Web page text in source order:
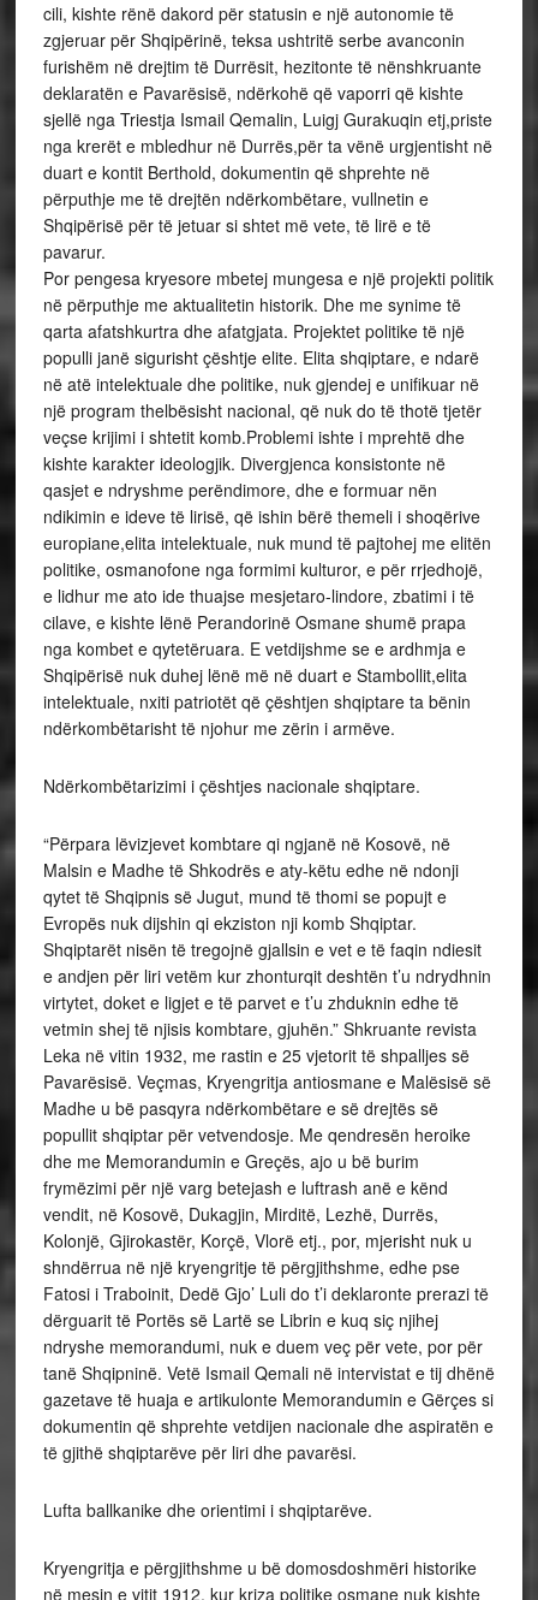
cili, kishte rënë dakord për statusin e një autonomie të
zgjeruar për Shqipërinë, teksa ushtritë serbe avanconin
furishëm në drejtim të Durrësit, hezitonte të nënshkruante
deklaratën e Pavarësisë, ndërkohë që vaporri që kishte
sjellë nga Triestja Ismail Qemalin, Luigj Gurakuqin etj,priste
nga krerët e mbledhur në Durrës,për ta vënë urgjentisht në
duart e kontit Berthold, dokumentin që shprehte në
përputhje me të drejtën ndërkombëtare, vullnetin e
Shqipërisë për të jetuar si shtet më vete, të lirë e të
pavarur.
Por pengesa kryesore mbetej mungesa e një projekti politik
në përputhje me aktualitetin historik. Dhe me synime të
qarta afatshkurtra dhe afatgjata. Projektet politike të një
populli janë sigurisht çështje elite. Elita shqiptare, e ndarë
në atë intelektuale dhe politike, nuk gjendej e unifikuar në
një program thelbësisht nacional, që nuk do të thotë tjetër
veçse krijimi i shtetit komb.Problemi ishte i mprehtë dhe
kishte karakter ideologjik. Divergjenca konsistonte në
qasjet e ndryshme perëndimore, dhe e formuar nën
ndikimin e ideve të lirisë, që ishin bërë themeli i shoqërive
europiane,elita intelektuale, nuk mund të pajtohej me elitën
politike, osmanofone nga formimi kulturor, e për rrjedhojë,
e lidhur me ato ide thuajse mesjetaro-lindore, zbatimi i të
cilave, e kishte lënë Perandorinë Osmane shumë prapa
nga kombet e qytetëruara. E vetdijshme se e ardhmja e
Shqipërisë nuk duhej lënë më në duart e Stambollit,elita
intelektuale, nxiti patriotët që çështjen shqiptare ta bënin
ndërkombëtarisht të njohur me zërin i armëve.
Ndërkombëtarizimi i çështjes nacionale shqiptare.
“Përpara lëvizjevet kombtare qi ngjanë në Kosovë, në
Malsin e Madhe të Shkodrës e aty-këtu edhe në ndonji
qytet të Shqipnis së Jugut, mund të thomi se popujt e
Evropës nuk dijshin qi ekziston nji komb Shqiptar.
Shqiptarët nisën të tregojnë gjallsin e vet e të faqin ndiesit
e andjen për liri vetëm kur zhonturqit deshtën t’u ndrydhnin
virtytet, doket e ligjet e të parvet e t’u zhduknin edhe të
vetmin shej të njisis kombtare, gjuhën.” Shkruante revista
Leka në vitin 1932, me rastin e 25 vjetorit të shpalljes së
Pavarësisë. Veçmas, Kryengritja antiosmane e Malësisë së
Madhe u bë pasqyra ndërkombëtare e së drejtës së
popullit shqiptar për vetvendosje. Me qendresën heroike
dhe me Memorandumin e Greçës, ajo u bë burim
frymëzimi për një varg betejash e luftrash anë e kënd
vendit, në Kosovë, Dukagjin, Mirditë, Lezhë, Durrës,
Kolonjë, Gjirokastër, Korçë, Vlorë etj., por, mjerisht nuk u
shndërrua në një kryengritje të përgjithshme, edhe pse
Fatosi i Traboinit, Dedë Gjo’ Luli do t’i deklaronte prerazi të
dërguarit të Portës së Lartë se Librin e kuq siç njihej
ndryshe memorandumi, nuk e duem veç për vete, por për
tanë Shqipninë. Vetë Ismail Qemali në intervistat e tij dhënë
gazetave të huaja e artikulonte Memorandumin e Gërçes si
dokumentin që shprehte vetdijen nacionale dhe aspiratën e
të gjithë shqiptarëve për liri dhe pavarësi.
Lufta ballkanike dhe orientimi i shqiptarëve.
Kryengritja e përgjithshme u bë domosdoshmëri historike
në mesin e vitit 1912, kur kriza politike osmane nuk kishte